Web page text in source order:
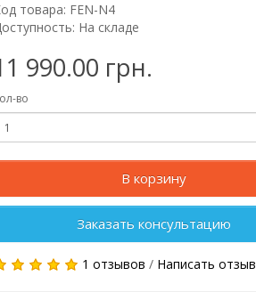
товара: FEN-N4
На складе
990.00 грн.
во
В корзину
Заказать консультацию
1 отзывов / Написать отзыв